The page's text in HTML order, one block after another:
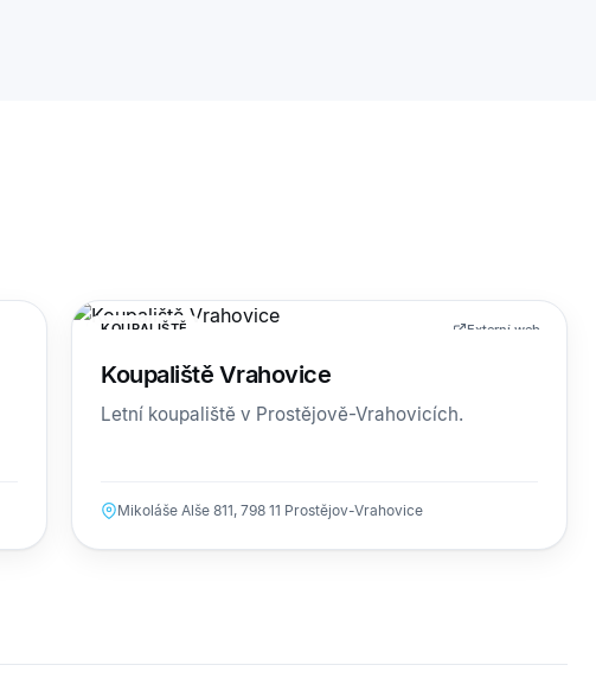
KOUPALIŠTĚ Externí web
Koupaliště Vrahovice
Letní koupaliště v Prostějově-Vrahovicích.
Mikoláše Alše 811, 798 11 Prostějov-Vrahovice